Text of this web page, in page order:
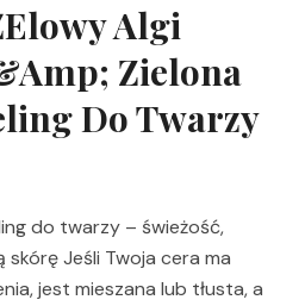
Algi
Zielona
Do Twarzy
do twarzy – świeżość,
Jeśli Twoja cera ma
jest mieszana lub tłusta, a